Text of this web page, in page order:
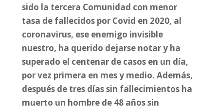
sido la tercera Comunidad con menor
tasa de fallecidos por Covid en 2020, al
coronavirus, ese enemigo invisible
nuestro, ha querido dejarse notar y ha
superado el centenar de casos en un día,
por vez primera en mes y medio. Además,
después de tres días sin fallecimientos ha
muerto un hombre de 48 años sin